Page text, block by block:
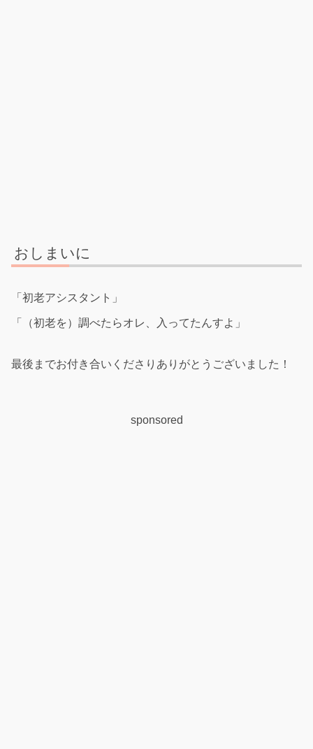
おしまいに
「初老アシスタント」
「（初老を）調べたらオレ、入ってたんすよ」
最後までお付き合いくださりありがとうございました！
sponsored